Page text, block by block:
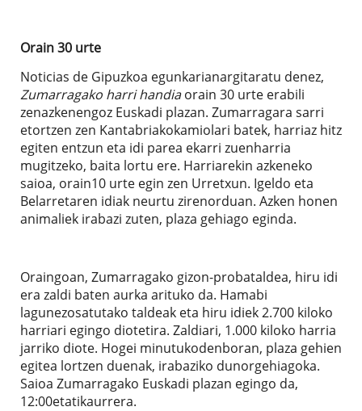
Orain 30 urte
Noticias de Gipuzkoa egunkarianargitaratu denez,
Zumarragako harri handiaorain 30 urte erabili
zenazkenengoz Euskadi plazan. Zumarragara sarri
etortzen zen Kantabriakokamiolari batek, harriaz hitz
egiten entzun eta idi parea ekarri zuenharria
mugitzeko, baita lortu ere. Harriarekin azkeneko
saioa, orain10 urte egin zen Urretxun. Igeldo eta
Belarretaren idiak neurtu zirenorduan. Azken honen
animaliek irabazi zuten, plaza gehiago eginda.
Oraingoan, Zumarragako gizon-probataldea, hiru idi
era zaldi baten aurka arituko da. Hamabi
lagunezosatutako taldeak eta hiru idiek 2.700 kiloko
harriari egingo diotetira. Zaldiari, 1.000 kiloko harria
jarriko diote. Hogei minutukodenboran, plaza gehien
egitea lortzen duenak, irabaziko dunorgehiagoka.
Saioa Zumarragako Euskadi plazan egingo da,
12:00etatikaurrera.